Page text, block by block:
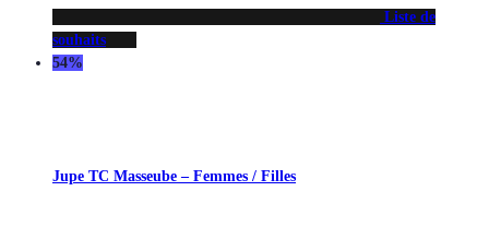
Liste de
souhaits
54%
Jupe TC Masseube – Femmes / Filles